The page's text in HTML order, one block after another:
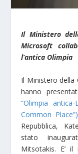
Il Ministero
Microsoft
l’antica Olimpia
Il Ministero della
hanno
“Olimpia
Common Place”)
Repubblica,
stato
Mitsotakis. E’